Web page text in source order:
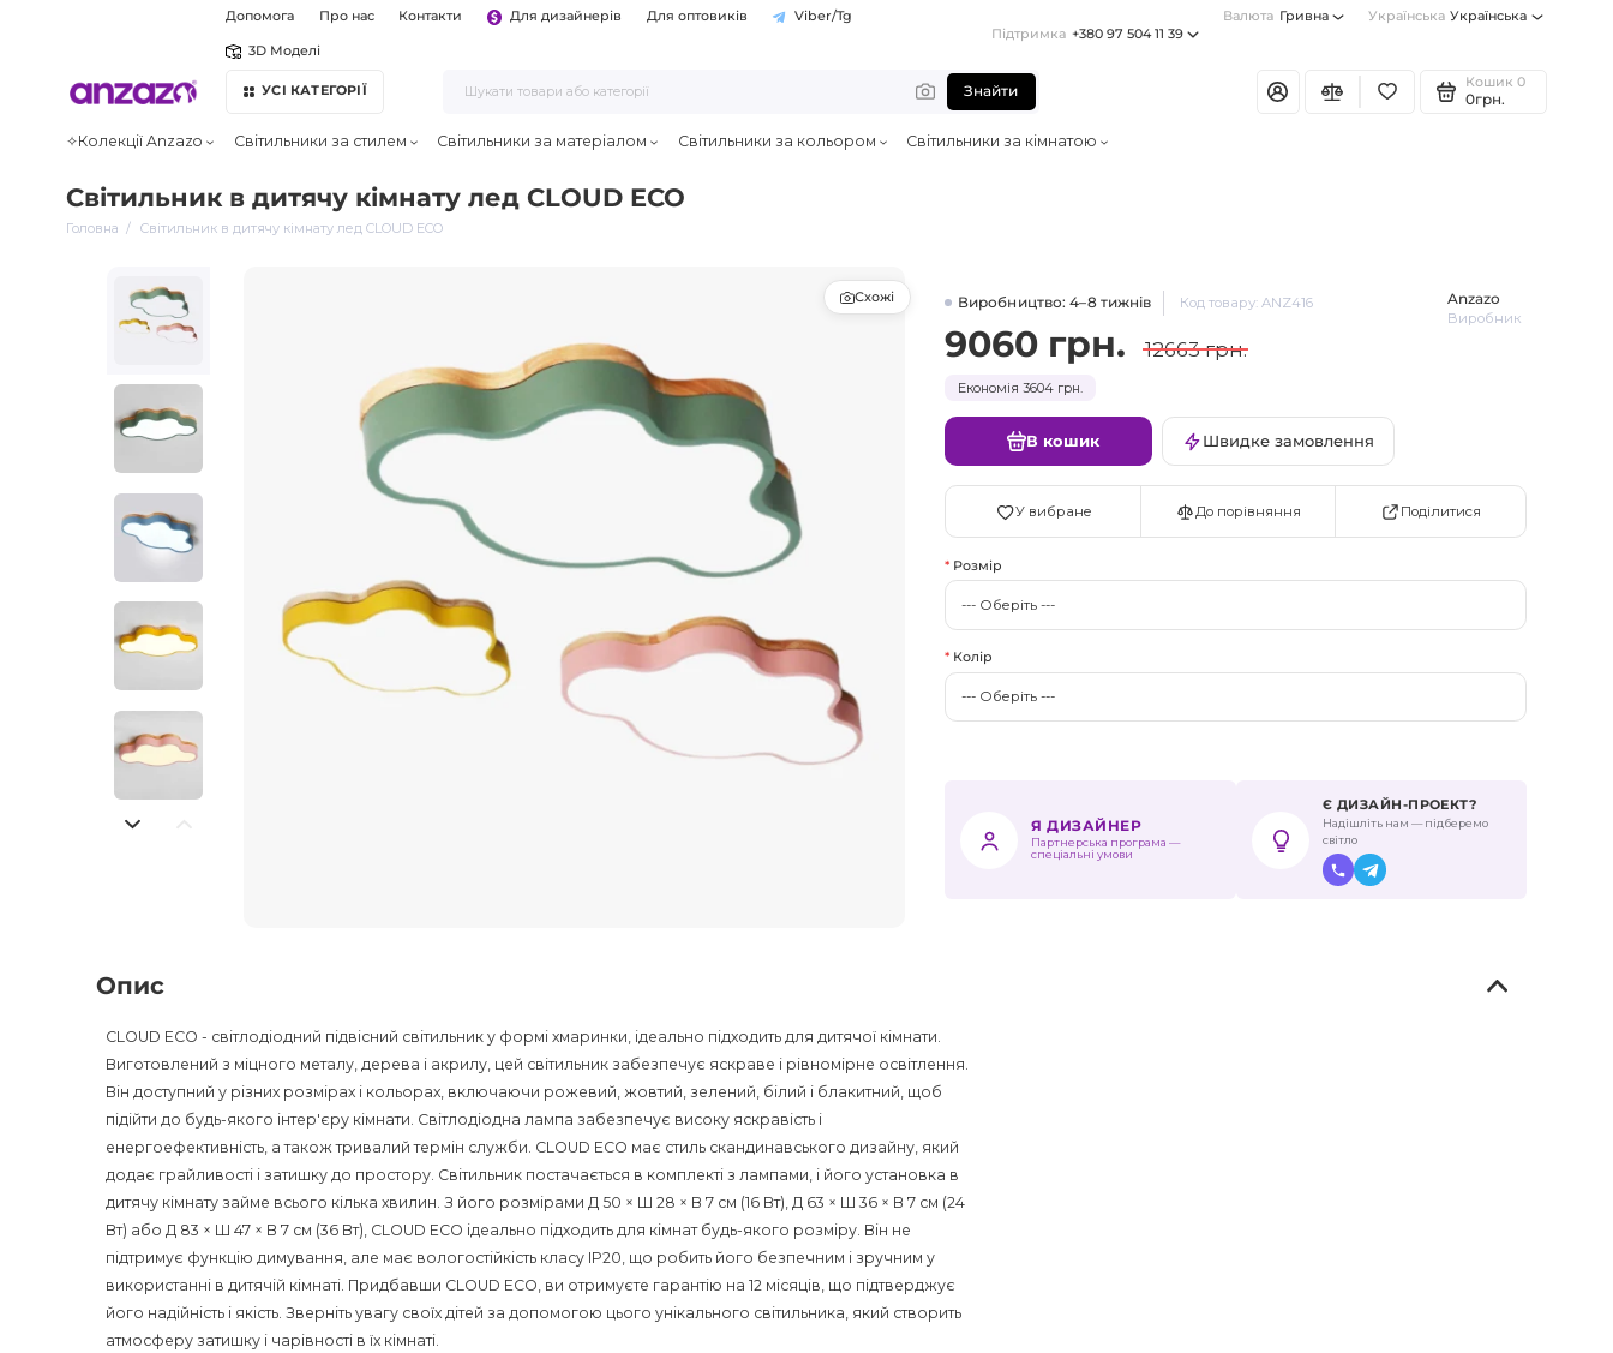
Допомога Про нас Контакти Для дизайнерів Для оптовиків Viber/Tg
3D Моделі
Підтримка +380 97 504 11 39
Валюта Гривна Українська Українська
УСІ КАТЕГОРІЇ Знайти
Кошик 0
0грн.
✧Колекції Anzazo Світильники за стилем Світильники за матеріалом Світильники за кольором Світильники за кімнатою
Світильник в дитячу кімнату лед CLOUD ECO
Головна Світильник в дитячу кімнату лед CLOUD ECO
Схожі Виробництво: 4–8 тижнів Код товару: ANZ416
Anzazo
Виробник
9060 грн. 12663 грн.
Економія 3604 грн.
В кошик Швидке замовлення
У вибране До порівняння Поділитися
Розмір
Колір
Я ДИЗАЙНЕР
Партнерська програма —
спеціальні умови
Є ДИЗАЙН-ПРОЕКТ?
Надішліть нам — підберемо
світло
Опис
CLOUD ECO - світлодіодний підвісний світильник у формі хмаринки, ідеально підходить для дитячої кімнати.
Виготовлений з міцного металу, дерева і акрилу, цей світильник забезпечує яскраве і рівномірне освітлення.
Він доступний у різних розмірах і кольорах, включаючи рожевий, жовтий, зелений, білий і блакитний, щоб
підійти до будь-якого інтер'єру кімнати. Світлодіодна лампа забезпечує високу яскравість і
енергоефективність, а також тривалий термін служби. CLOUD ECO має стиль скандинавського дизайну, який
додає грайливості і затишку до простору. Світильник постачається в комплекті з лампами, і його установка в
дитячу кімнату займе всього кілька хвилин. З його розмірами Д 50 × Ш 28 × В 7 см (16 Вт), Д 63 × Ш 36 × В 7 см (24
Вт) або Д 83 × Ш 47 × В 7 см (36 Вт), CLOUD ECO ідеально підходить для кімнат будь-якого розміру. Він не
підтримує функцію димування, але має вологостійкість класу IP20, що робить його безпечним і зручним у
використанні в дитячій кімнаті. Придбавши CLOUD ECO, ви отримуєте гарантію на 12 місяців, що підтверджує
його надійність і якість. Зверніть увагу своїх дітей за допомогою цього унікального світильника, який створить
атмосферу затишку і чарівності в їх кімнаті.